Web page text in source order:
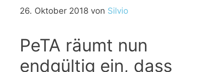
26. Oktober 2018 von Silvio
PeTA räumt nun
endgültig ein, dass